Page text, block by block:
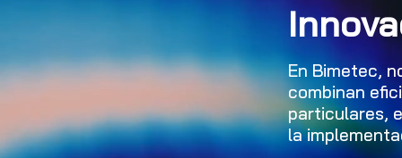
En Bimetec,
combinan
particulares,
la